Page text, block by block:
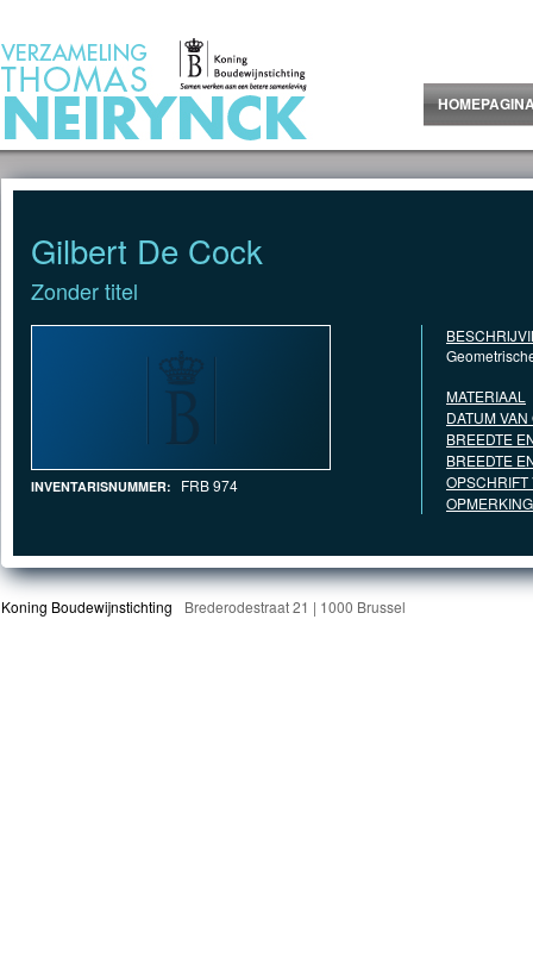
Gilbert De Cock
Zonder titel
INVENTARISNUMMER: FRB 974
MATERIAAL
DATUM
BREEDTE
BREEDTE
OPSCHRIFT
Koning Boudewijnstichting Brederodestraat 21 | 1000 Brussel